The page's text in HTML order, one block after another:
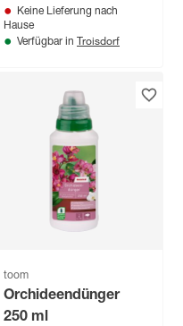
Keine Lieferung nach
Hause
Verfügbar in Troisdorf
toom
Orchideendünger
250 ml